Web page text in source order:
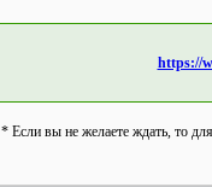
https://
* Если вы не желаете ждать, то